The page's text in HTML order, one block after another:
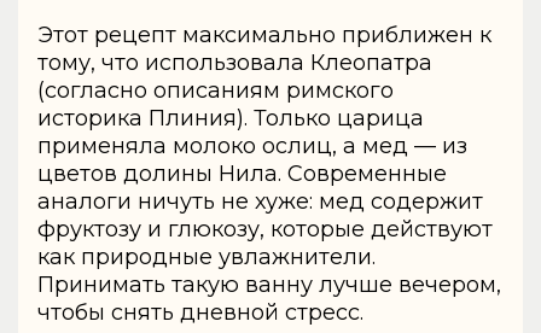
Этот рецепт максимально приближен к
тому, что использовала Клеопатра
(согласно описаниям римского
историка Плиния). Только царица
применяла молоко ослиц, а мед — из
цветов долины Нила. Современные
аналоги ничуть не хуже: мед содержит
фруктозу и глюкозу, которые действуют
как природные увлажнители.
Принимать такую ванну лучше вечером,
чтобы снять дневной стресс.